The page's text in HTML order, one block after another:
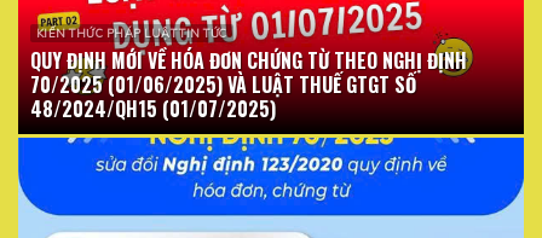
KIẾN THỨC PHÁP LUẬT TIN TỨC
QUY ĐỊNH MỚI VỀ HÓA ĐƠN CHỨNG TỪ THEO NGHỊ ĐỊNH
70/2025 (01/06/2025) VÀ LUẬT THUẾ GTGT SỐ
48/2024/QH15 (01/07/2025)